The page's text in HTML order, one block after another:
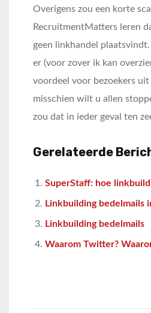
Overigens zou een korte
RecruitmentMatters leren
geen linkhandel
er (voor zover ik kan
voordeel voor bezoekers
misschien wilt u allen
zou dat in ieder geval ten
Gerelateerde
SuperStaff: hoe
Linkbuilding bedelmails
Linkbuilding bedelmails
Waarom Twitter?